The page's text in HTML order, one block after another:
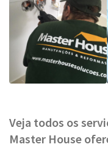
Veja todos os
Master House